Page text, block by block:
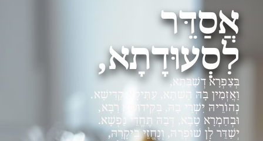
אֲסַדֵּר
לִסְעוּדָתָא,
בְּצַפְרָא דְשַׁבַּתָּא,
וַאֲזְמִין בָּהּ הַשְׁתָּא, עַתִּיקָא קַדִּישָׁא.
נְהוֹרֵיהּ יִשְׁרֵי בָהּ, בְּקִידוּשָׁא רַבָּא,
וּבְחַמְרָא טָבָא, דְּבֵהּ תֶּחֱדֵי נַפְשָׁא.
יְשַׁדֵּר לָן שׁוּפְרֵהּ, וְנֶחֱזֵי בִיקָרֵהּ,